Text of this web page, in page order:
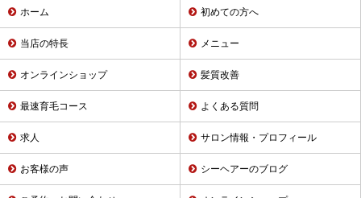
ホーム 初めての方へ
当店の特長 メニュー
オンラインショップ 髪質改善
最速育毛コース よくある質問
求人 サロン情報・プロフィール
お客様の声 シーヘアーのブログ